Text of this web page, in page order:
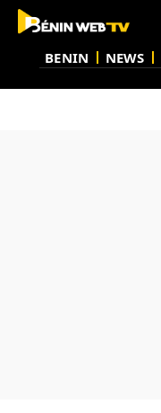
BENIN NEWS